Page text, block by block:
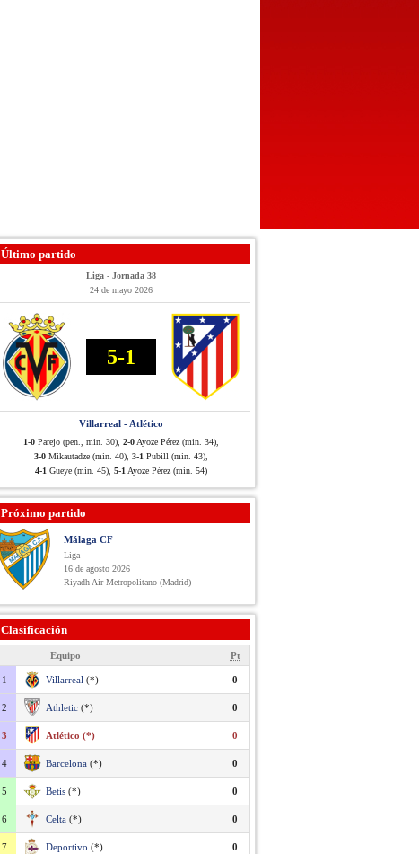
Último partido
Liga - Jornada 38
24 de mayo 2026
5-1
Villarreal - Atlético
1-0 Parejo (pen., min. 30), 2-0 Ayoze Pérez (min. 34),
3-0 Mikautadze (min. 40), 3-1 Pubill (min. 43),
4-1 Gueye (min. 45), 5-1 Ayoze Pérez (min. 54)
Próximo partido
Málaga CF
Liga
16 de agosto 2026
Riyadh Air Metropolitano (Madrid)
Clasificación
Equipo Pt
1 Villarreal (*) 0
2 Athletic (*) 0
3 Atlético (*) 0
4 Barcelona (*) 0
5 Betis (*) 0
6 Celta (*) 0
7 Deportivo (*) 0